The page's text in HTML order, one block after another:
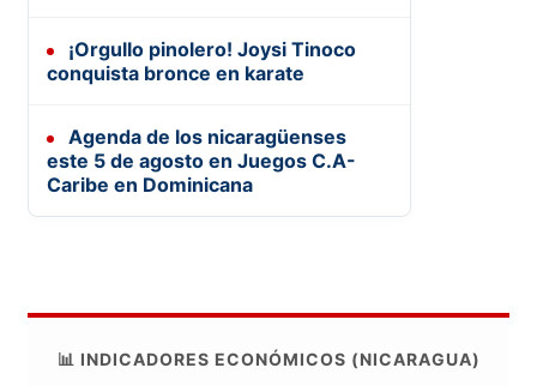
¡Orgullo pinolero! Joysi Tinoco
conquista bronce en karate
Agenda de los nicaragüenses
este 5 de agosto en Juegos C.A-
Caribe en Dominicana
📊 INDICADORES ECONÓMICOS (NICARAGUA)